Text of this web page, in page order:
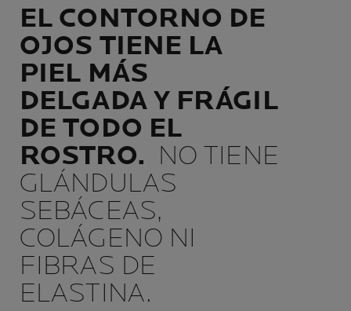
EL CONTORNO DE
OJOS TIENE LA
PIEL MÁS
DELGADA Y FRÁGIL
DE TODO EL
ROSTRO. NO TIENE
GLÁNDULAS
SEBÁCEAS,
COLÁGENO NI
FIBRAS DE
ELASTINA.